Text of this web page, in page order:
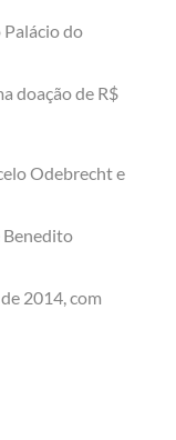
do
doação de R$
Odebrecht e
Benedito
2014, com